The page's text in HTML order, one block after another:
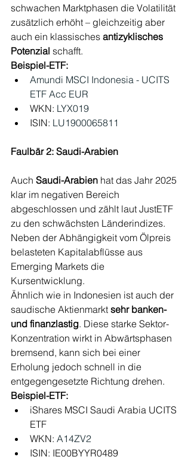
schwachen Marktphasen die Volatilität
zusätzlich erhöht – gleichzeitig aber
auch ein klassisches antizyklisches
Potenzial schafft.
Beispiel-ETF:
Amundi MSCI Indonesia - UCITS
ETF Acc EUR
WKN: LYX019
ISIN: LU1900065811
Faulbär 2: Saudi-Arabien
Auch Saudi-Arabien hat das Jahr 2025
klar im negativen Bereich
abgeschlossen und zählt laut JustETF
zu den schwächsten Länderindizes.
Neben der Abhängigkeit vom Ölpreis
belasteten Kapitalabflüsse aus
Emerging Markets die
Kursentwicklung.
Ähnlich wie in Indonesien ist auch der
saudische Aktienmarkt sehr banken-
und finanzlastig. Diese starke Sektor-
Konzentration wirkt in Abwärtsphasen
bremsend, kann sich bei einer
Erholung jedoch schnell in die
entgegengesetzte Richtung drehen.
Beispiel-ETF:
iShares MSCI Saudi Arabia UCITS
ETF
WKN: A14ZV2
ISIN: IE00BYYR0489